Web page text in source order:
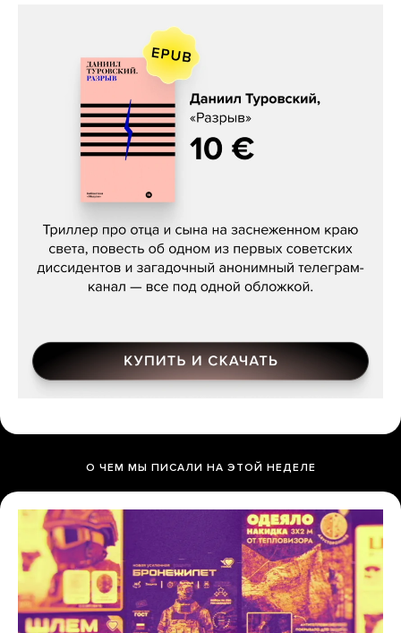
Даниил Туровский, «Разрыв»
О ЧЕМ МЫ ПИСАЛИ НА ЭТОЙ НЕДЕЛЕ